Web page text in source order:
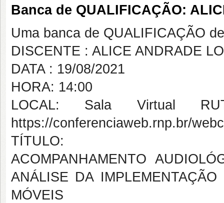
Banca de QUALIFICAÇÃO:
Uma banca de QUALIFICAÇÃO
DISCENTE : ALICE ANDRADE
DATA : 19/08/2021
HORA: 14:00
LOCAL: Sala Virtual
https://conferenciaweb.rnp.br/
TÍTULO:
ACOMPANHAMENTO
ANÁLISE DA
MÓVEIS